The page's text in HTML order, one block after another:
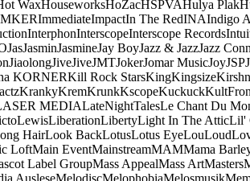
WaxHouseworksHoZacHSPVAHulya Plak
ImmediateImpactIn The RedINAIndigo
InterphonInterscopeInterscope Records
JasJasminJasmineJay BoyJazz & JazzJazz
JiaolongJiveJiveJMTJokerJomar MusicJoyJSP
KORNERKill Rock StarsKingKingsize
KrankyKremKrunkKscopeKuckuck
MEDIALateNightTalesLe Chant Du
LewisLiberationLibertyLight In The AtticLil'
HairLook BackLotusLotus EyeLouLoud
LoftMain EventMainstreamMAMMama
Label GroupMass AppealMass ArtMasters